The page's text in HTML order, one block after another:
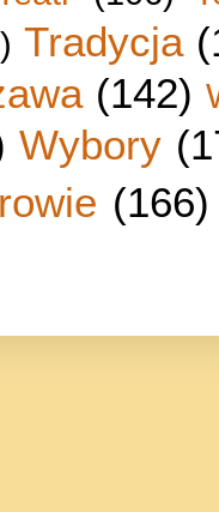
Tradycja
(142)
Wybory
(166)